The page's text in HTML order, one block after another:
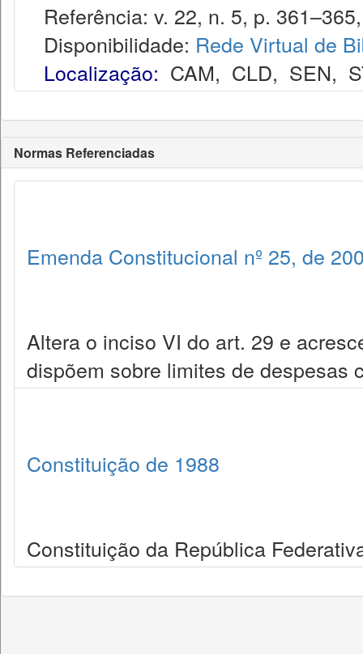
Referência: v. 22, n. 5, p.
Disponibilidade: Rede Virtual de
Localização: CAM, CLD, SEN,
Normas Referenciadas
Emenda Constitucional nº 25, de
Altera o inciso VI do art. 29 e
dispõem sobre limites de despesas
Constituição de 1988
Constituição da República